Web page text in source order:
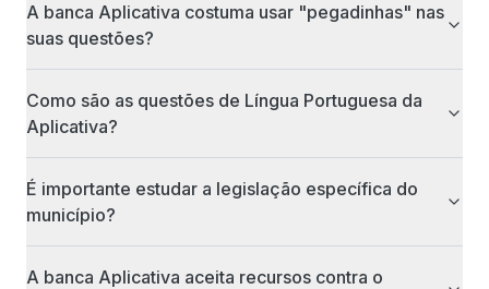
A banca Aplicativa costuma usar "pegadinhas" nas
suas questões?
Como são as questões de Língua Portuguesa da
Aplicativa?
É importante estudar a legislação específica do
município?
A banca Aplicativa aceita recursos contra o